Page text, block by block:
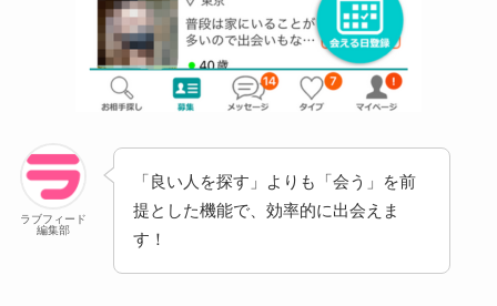
ラブフィード
編集部
「良い人を探す」よりも「会う」を前
提とした機能で、効率的に出会えま
す！